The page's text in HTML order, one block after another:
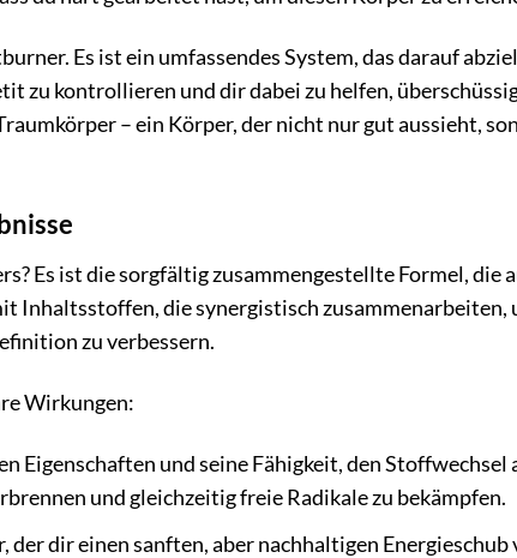
Es ist ein umfassendes System, das darauf
zu kontrollieren und dir dabei zu helfen,
– ein Körper, der nicht nur gut aussieht,
Es ist die sorgfältig zusammengestellte Formel, die
Inhaltsstoffen, die synergistisch zusammenarbeiten,
zu verbessern.
Wirkungen:
Eigenschaften und seine Fähigkeit, den Stoffwechsel
und gleichzeitig freie Radikale zu bekämpfen.
der dir einen sanften, aber nachhaltigen Energieschub